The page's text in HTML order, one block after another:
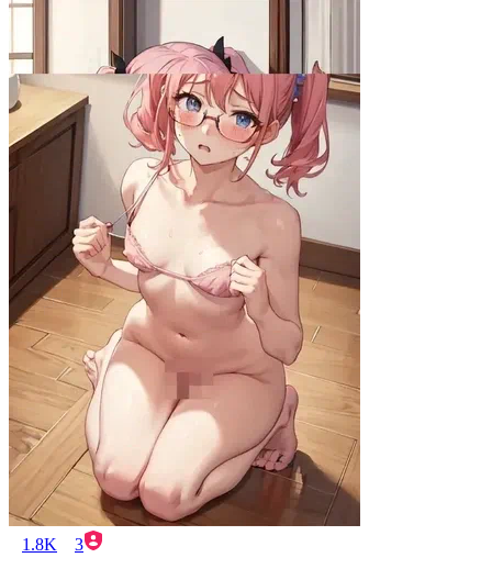
1.8K 3